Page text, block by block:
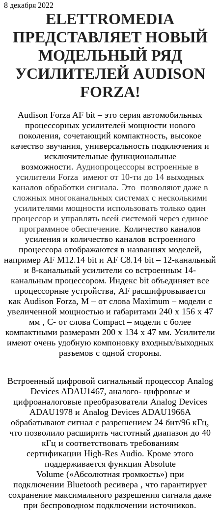
8 декабря 2022
ELETTROMEDIA
ПРЕДСТАВЛЯЕТ НОВЫЙ
МОДЕЛЬНЫЙ РЯД
УСИЛИТЕЛЕЙ AUDISON
FORZA!
Audison Forza AF bit – это серия автомобильных
процессорных усилителей мощности нового
поколения, сочетающий компактность, высокое
качество звучания, универсальность подключения и
исключительные функциональные
возможности. Аудиопроцессоры встроенные в
усилители Forza имеют от 10-ти до 14 выходных
каналов обработки сигнала. Это позволяют даже в
сложных многоканальных системах с несколькими
усилителями мощности использовать только один
процессор и управлять всей системой через единое
программное обеспечение. Количество каналов
усиления и количество каналов встроенного
процессора отображаются в названиях моделей,
например AF M12.14 bit и AF C8.14 bit – 12-канальный
и 8-канальный усилители со встроенным 14-
канальным процессором. Индекс bit объединяет все
процессорные устройства, AF расшифровывается
как Audison Forza, M– от слова Maximum – модели с
увеличенной мощностью и габаритами 240 х 156 х 47
мм , C- от слова Compact – модели с более
компактными размерами 200 х 134 х 47 мм. Усилители
имеют очень удобную компоновку входных/выходных
разъемов с одной стороны.
Встроенный цифровой сигнальный процессор Analog
Devices ADAU1467, аналого- цифровые и
цифроаналоговые преобразователи Analog Devices
ADAU1978 и Analog Devices ADAU1966A
обрабатывают сигнал с разрешением 24 бит/96 кГц,
что позволило расширить частотный диапазон до 40
кГц и соответствовать требованиям
сертификации High-Res Audio. Кроме этого
поддерживается функция Absolute
Volume(«Абсолютная громкость») при
подключении Bluetooth ресивера , что гарантирует
сохранение максимального разрешения сигнала даже
при беспроводном подключении источников.